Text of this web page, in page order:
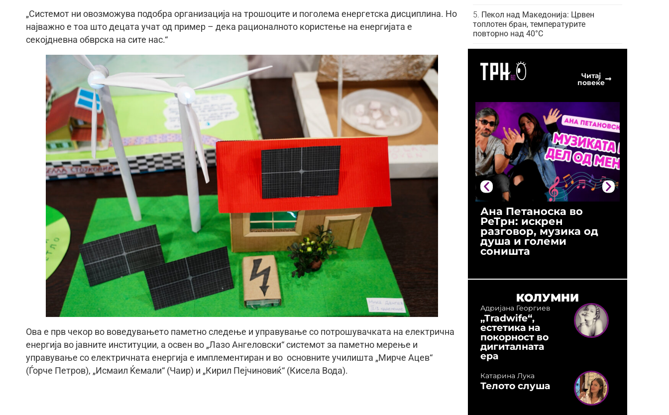
„Системот ни овозможува подобра организација на трошоците и поголема енергетска дисциплина. Но
најважно е тоа што децата учат од пример – дека рационалното користење на енергијата е
секојдневна обврска на сите нас.“
Ова е прв чекор во воведувањето паметно следење и управување со потрошувачката на електрична
енергија во јавните институции, а освен во „Лазо Ангеловски“ системот за паметно мерење и
управување со електричната енергија е имплементиран и во основните училишта „Мирче Ацев“
(Ѓорче Петров), „Исмаил Ќемали“ (Чаир) и „Кирил Пејчиновиќ“ (Кисела Вода).
Пекол над Македонија: Црвен
топлотен бран, температурите
повторно над 40°C
Читај
повеќе
Ана Петаноска во
РеТрн: искрен
разговор, музика од
душа и големи
соништа
КОЛУМНИ
Адријана Георгиев
„Tradwife“,
естетика на
покорност во
дигиталната
ера
Катарина Лука
Телото слуша